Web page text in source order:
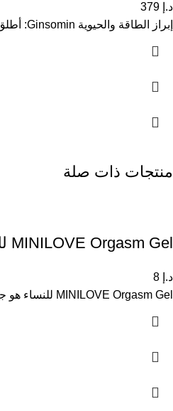
د.إ
إبراز الطاقة والحيوية Ginsomin: أطلق طاقتك الكامنة استمتع بجرعة يومية من الطاقة والحيوية مع Ginsomin. بفضل تركيبته المعتمدة على الجنسنغ
منتجات ذات صلة
MINILOVE Orgasm Gel للنساء
د.إ
MINILOVE Orgasm Gel للنساء هو جل مصمم لتعزيز الإحساس وزيادة الراحة أثناء الاستخدام، بتركيبة لطيفة مناسبة للبشرة الحساسة. يساعد على